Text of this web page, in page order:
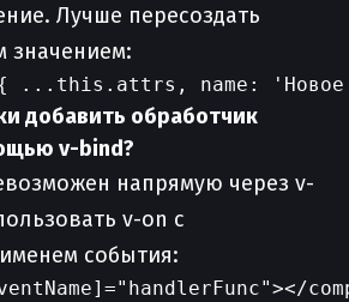
Лучше пересоздать
значением:
добавить обработчик
v-bind?
напрямую через v-
v-on с
события: